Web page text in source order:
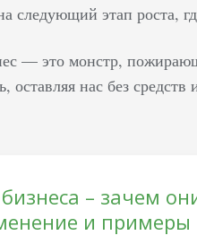
этап роста,
— это монстр,
нас без
– зачем
и примеры